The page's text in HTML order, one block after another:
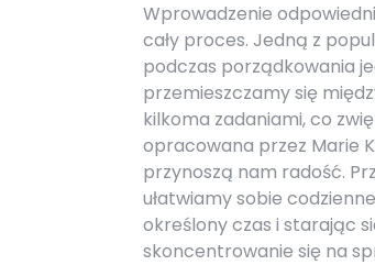
Wprowadzenie
cały proces. Jedną z
podczas porządkowania
przemieszczamy się
kilkoma zadaniami, co
opracowana przez Marie
przynoszą nam radość.
ułatwiamy sobie
określony czas i starając
skoncentrowanie się na